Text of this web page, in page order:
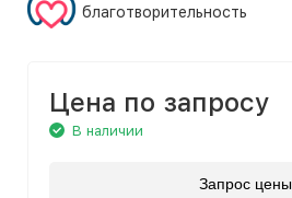
благотворительность
Цена по запросу
В наличии
Запрос цены